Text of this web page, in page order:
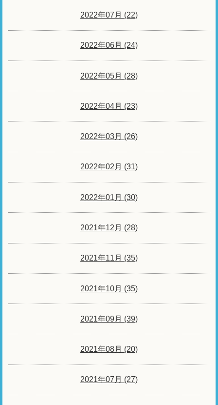
2022年07月 (22)
2022年06月 (24)
2022年05月 (28)
2022年04月 (23)
2022年03月 (26)
2022年02月 (31)
2022年01月 (30)
2021年12月 (28)
2021年11月 (35)
2021年10月 (35)
2021年09月 (39)
2021年08月 (20)
2021年07月 (27)